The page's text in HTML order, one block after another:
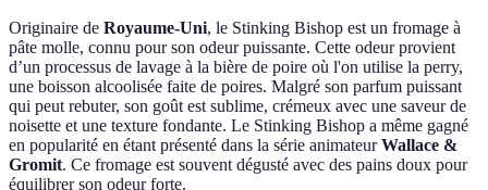
Originaire de Royaume-Uni, le Stinking Bishop est un fromage à
pâte molle, connu pour son odeur puissante. Cette odeur provient
d’un processus de lavage à la bière de poire où l'on utilise la perry,
une boisson alcoolisée faite de poires. Malgré son parfum puissant
qui peut rebuter, son goût est sublime, crémeux avec une saveur de
noisette et une texture fondante. Le Stinking Bishop a même gagné
en popularité en étant présenté dans la série animateurWallace &
Gromit. Ce fromage est souvent dégusté avec des pains doux pour
équilibrer son odeur forte.